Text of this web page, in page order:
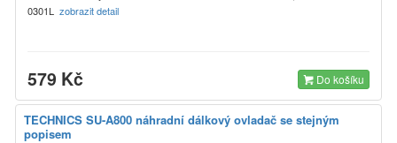
0301L zobrazit detail
579 Kč Do košíku
TECHNICS SU-A800 náhradní dálkový ovladač se stejným
popisem